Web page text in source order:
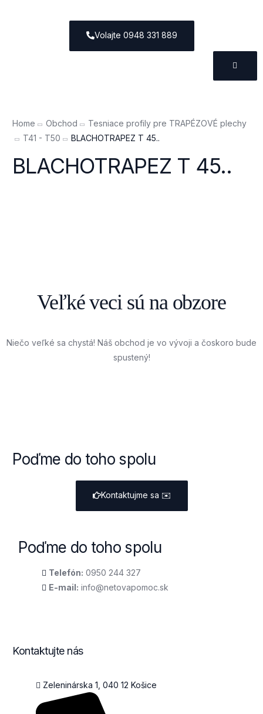
Volajte 0948 331 889
Home Obchod
Tesniace profily pre TRAPÉZOVÉ plechy
T41 - T50
BLACHOTRAPEZ T 45..
BLACHOTRAPEZ T 45..
Veľké veci sú na obzore
Niečo veľké sa chystá! Náš obchod je vo vývoji a čoskoro bude
spustený!
Poďme do toho spolu
Kontaktujme sa ✉️
Poďme do toho spolu
Telefón: 0950 244 327
E-mail: info@netovapomoc.sk
Kontaktujte nás
Zeleninárska 1, 040 12 Košice